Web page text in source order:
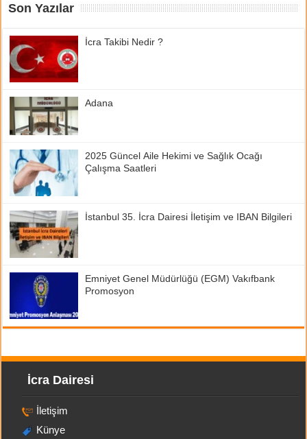
Son Yazılar
İcra Takibi Nedir ?
Adana
2025 Güncel Aile Hekimi ve Sağlık Ocağı
Çalışma Saatleri
İstanbul 35. İcra Dairesi İletişim ve IBAN Bilgileri
Emniyet Genel Müdürlüğü (EGM) Vakıfbank
Promosyon
İcra Dairesi
İletişim
Künye